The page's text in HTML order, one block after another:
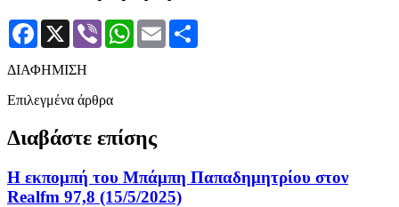
Facebook
X Viber WhatsApp
Email
ΔΙΑΦΗΜΙΣΗ
Επιλεγμένα άρθρα
Διαβάστε επίσης
Η εκπομπή του Μπάμπη Παπαδημητρίου στον
Realfm 97,8 (15/5/2025)